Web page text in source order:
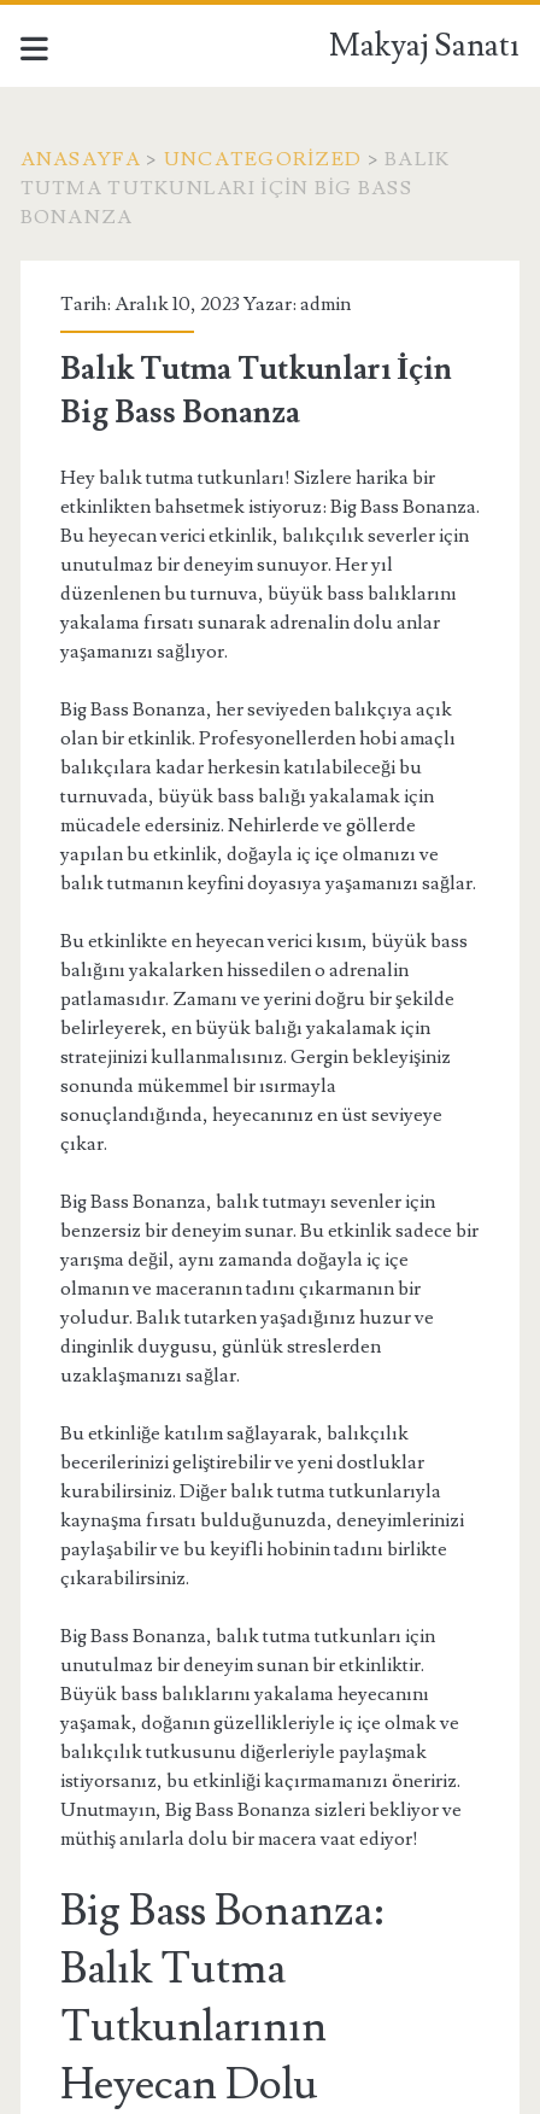
Makyaj Sanatı
ANASAYFA > UNCATEGORIZED >BALIK
TUTMA TUTKUNLARI İÇIN BIG BASS
BONANZA
Tarih: Aralık 10, 2023 Yazar: admin
Balık Tutma Tutkunları İçin
Big Bass Bonanza
Hey balık tutma tutkunları! Sizlere harika bir
etkinlikten bahsetmek istiyoruz: Big Bass Bonanza.
Bu heyecan verici etkinlik, balıkçılık severler için
unutulmaz bir deneyim sunuyor. Her yıl
düzenlenen bu turnuva, büyük bass balıklarını
yakalama fırsatı sunarak adrenalin dolu anlar
yaşamanızı sağlıyor.
Big Bass Bonanza, her seviyeden balıkçıya açık
olan bir etkinlik. Profesyonellerden hobi amaçlı
balıkçılara kadar herkesin katılabileceği bu
turnuvada, büyük bass balığı yakalamak için
mücadele edersiniz. Nehirlerde ve göllerde
yapılan bu etkinlik, doğayla iç içe olmanızı ve
balık tutmanın keyfini doyasıya yaşamanızı sağlar.
Bu etkinlikte en heyecan verici kısım, büyük bass
balığını yakalarken hissedilen o adrenalin
patlamasıdır. Zamanı ve yerini doğru bir şekilde
belirleyerek, en büyük balığı yakalamak için
stratejinizi kullanmalısınız. Gergin bekleyişiniz
sonunda mükemmel bir ısırmayla
sonuçlandığında, heyecanınız en üst seviyeye
çıkar.
Big Bass Bonanza, balık tutmayı sevenler için
benzersiz bir deneyim sunar. Bu etkinlik sadece bir
yarışma değil, aynı zamanda doğayla iç içe
olmanın ve maceranın tadını çıkarmanın bir
yoludur. Balık tutarken yaşadığınız huzur ve
dinginlik duygusu, günlük streslerden
uzaklaşmanızı sağlar.
Bu etkinliğe katılım sağlayarak, balıkçılık
becerilerinizi geliştirebilir ve yeni dostluklar
kurabilirsiniz. Diğer balık tutma tutkunlarıyla
kaynaşma fırsatı bulduğunuzda, deneyimlerinizi
paylaşabilir ve bu keyifli hobinin tadını birlikte
çıkarabilirsiniz.
Big Bass Bonanza, balık tutma tutkunları için
unutulmaz bir deneyim sunan bir etkinliktir.
Büyük bass balıklarını yakalama heyecanını
yaşamak, doğanın güzellikleriyle iç içe olmak ve
balıkçılık tutkusunu diğerleriyle paylaşmak
istiyorsanız, bu etkinliği kaçırmamanızı öneririz.
Unutmayın, Big Bass Bonanza sizleri bekliyor ve
müthiş anılarla dolu bir macera vaat ediyor!
Big Bass Bonanza:
Balık Tutma
Tutkunlarının
Heyecan Dolu